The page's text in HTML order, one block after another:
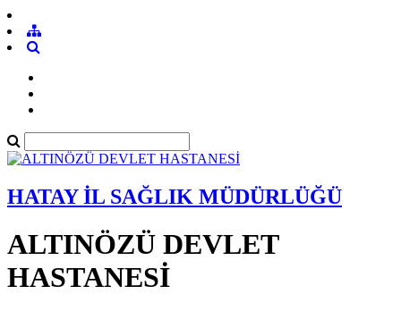
HATAY İL SAĞLIK MÜDÜRLÜĞÜ
ALTINÖZÜ DEVLET
HASTANESİ